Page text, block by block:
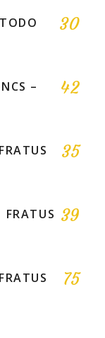
30
–
42
35
FRATUS 39
75